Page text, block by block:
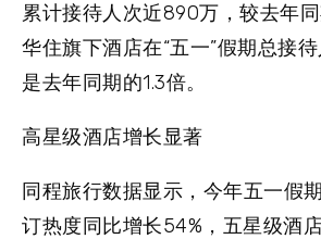
累计接待人次近890万‌，较去年同
华住旗下酒店在“五一”假期总接
是去年同期的1.3倍。
高星级酒店增长显著
同程旅行数据显示，今年五一假
订热度同比增长54%，五星级酒